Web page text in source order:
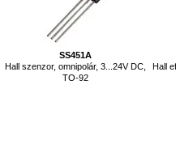
SS451A
Hall szenzor, omnipolár, 3...24V DC,
TO-92
Hall